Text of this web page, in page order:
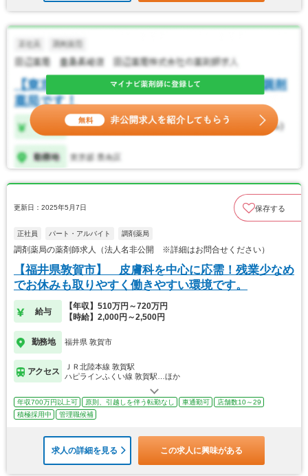
更新日：2025年5月7日 保存する
正社員 パート・アルバイト 調剤薬局
調剤薬局の薬剤師求人（法人名非公開 ※詳細はお問合せください）
【福井県敦賀市】 皮膚科を中心に応需！残業少なめ
でお休みも取りやすく働きやすい環境です。
給与
【年収】510万円～720万円
【時給】2,000円～2,500円
勤務地 福井県 敦賀市
アクセス
ＪＲ北陸本線 敦賀駅
ハピラインふくい線 敦賀駅…ほか
年収700万円以上可 原則、引越しを伴う転勤なし 車通勤可
店舗数10～29
積極採用中
管理職候補
求人の詳細を見る この求人に興味がある